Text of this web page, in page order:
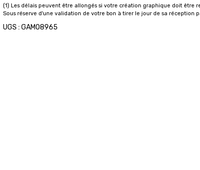
UGS : GAMO8965